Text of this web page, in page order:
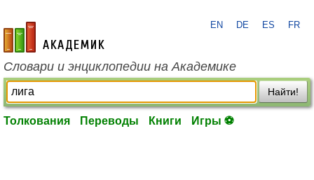
academic.ru
EN DE ES FR
Словари и энциклопедии на Академике
Найти!
Толкования Переводы Книги Игры ⚽